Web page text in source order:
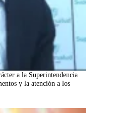
a la Superintendencia
y la atención a los